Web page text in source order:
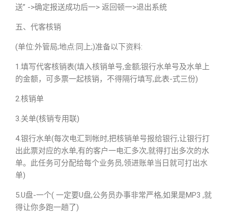
送” ->确定报送成功后一> 返回顿一>退出系统
五、代客核销
(单位:外管局;地点:同上;)准备以下资料:
1.填写代客核销表(填入核销单号,金额;银行水单号及水单上
的金额，可多票一起核销，不得隔行填写,此表-式三份)
2.核销单
3.关单(核销专用联)
4.银行水单(每次电汇到帐时,把核销单号报给银行,让银行打
出此票对应的水单,有的客户一电汇多次,就得打出多次的水
单。此任务可分配给每个业务员,领进账单当日就可打出水
单)
5.U盘-一个( 一定要U盘,公务员办事非常严格,如果是MP3 ,就
得让你多跑一趟了)